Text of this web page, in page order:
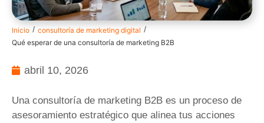
Inicio / consultoría de marketing digital /
Qué esperar de una consultoría de marketing B2B
abril 10, 2026
Una consultoría de marketing B2B es un proceso de
asesoramiento estratégico que alinea tus acciones